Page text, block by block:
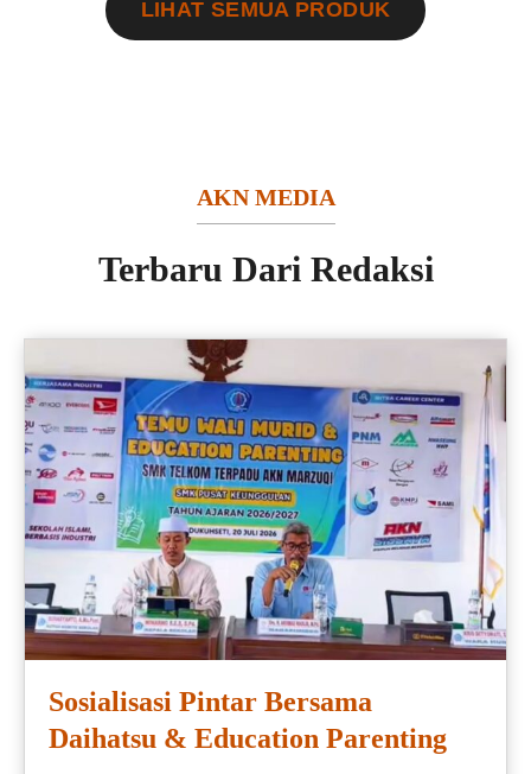
LIHAT SEMUA PRODUK
AKN MEDIA
Terbaru Dari Redaksi
Sosialisasi Pintar Bersama
Daihatsu & Education Parenting